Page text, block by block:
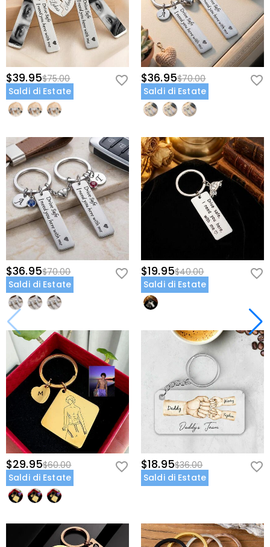
$39.95$75.00
Saldi di Estate
$36.95$70.00
Saldi di Estate
$36.95$70.00
Saldi di Estate
$19.95$40.00
Saldi di Estate
$29.95$60.00
Saldi di Estate
$18.95$36.00
Saldi di Estate